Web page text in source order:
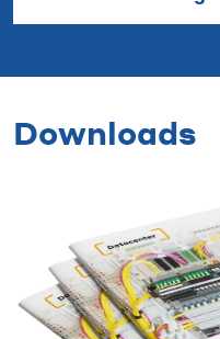
Downloads